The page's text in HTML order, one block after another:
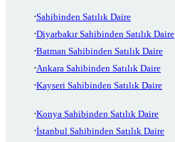
Sahibinden Satılık Daire
Diyarbakır Sahibinden Satılık Daire
Batman Sahibinden Satılık Daire
Ankara Sahibinden Satılık Daire
Kayseri Sahibinden Satılık Daire
Konya Sahibinden Satılık Daire
İstanbul Sahibinden Satılık Daire